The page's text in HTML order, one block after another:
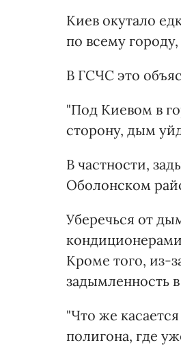
Киев окутало
по всему
В ГСЧС это
"Под Киевом в
сторону, дым
В частности,
Оболонском
​Уберечься от
Кроме того, из-
задымленность
"Что же
полигона, где